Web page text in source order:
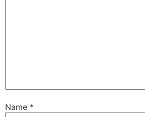
Name *